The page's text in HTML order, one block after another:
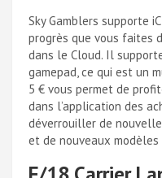
Sky Gamblers supporte
progrès que vous faites
dans le Cloud. Il
gamepad, ce qui est un
5 € vous permet de
dans l’application des
déverrouiller de
et de nouveaux modèles